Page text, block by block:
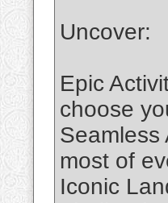
Uncover:
Epic
choose
Seamless
most of
Iconic